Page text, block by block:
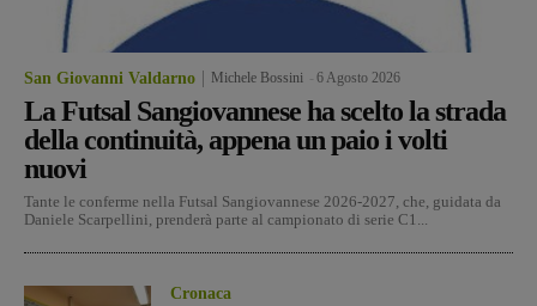
San Giovanni Valdarno Michele Bossini 6 Agosto 2026
La Futsal Sangiovannese ha scelto la strada
della continuità, appena un paio i volti
nuovi
Tante le conferme nella Futsal Sangiovannese 2026-2027, che, guidata da
Daniele Scarpellini, prenderà parte al campionato di serie C1...
Cronaca